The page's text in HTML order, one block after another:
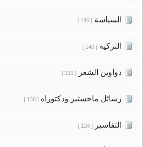
السياسة[ 146 ]
التزكية[ 140 ]
دواوين الشعر[ 131 ]
رسائل ماجستير ودكتوراه[ 130 ]
التفاسير[ 124 ]